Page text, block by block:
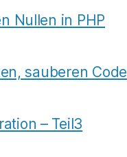
Nullen in PHP
sauberen Code
– Teil3